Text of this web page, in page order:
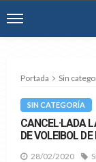
Portada Sin
SIN CATEGORÍA
CANCEL·LADA
DE VOLEIBOL
28/02/2020